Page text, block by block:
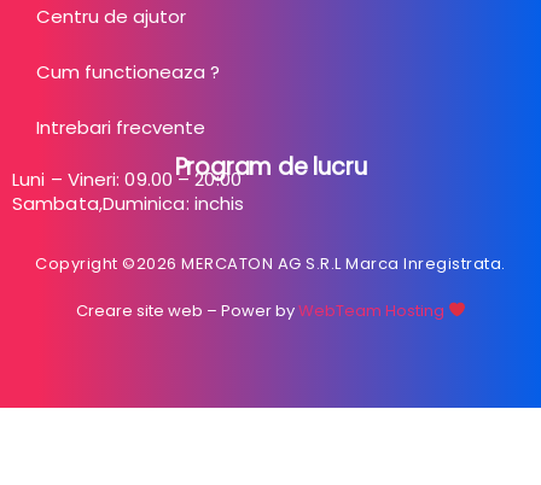
Centru de ajutor
Cum functioneaza ?
Intrebari frecvente
Program de lucru
Luni – Vineri: 09.00 – 20:00
Sambata,Duminica: inchis
Copyright ©2026 MERCATON AG S.R.L Marca Inregistrata.
Creare site web – Power byWebTeam Hosting